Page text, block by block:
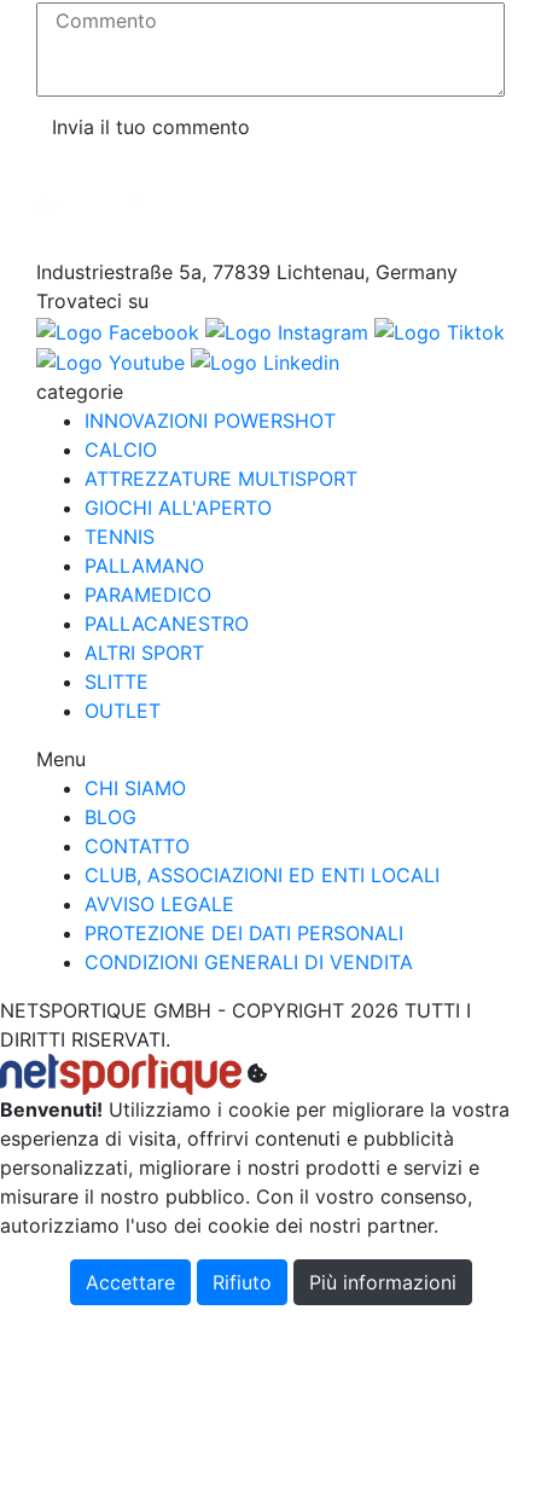
Commento
Invia il tuo commento
Industriestraße 5a, 77839 Lichtenau, Germany
Trovateci su
categorie
INNOVAZIONI POWERSHOT
CALCIO
ATTREZZATURE MULTISPORT
GIOCHI ALL'APERTO
TENNIS
PALLAMANO
PARAMEDICO
PALLACANESTRO
ALTRI SPORT
SLITTE
OUTLET
Menu
CHI SIAMO
BLOG
CONTATTO
CLUB, ASSOCIAZIONI ED ENTI LOCALI
AVVISO LEGALE
PROTEZIONE DEI DATI PERSONALI
CONDIZIONI GENERALI DI VENDITA
NETSPORTIQUE GMBH - COPYRIGHT 2026 TUTTI I
DIRITTI RISERVATI.
Benvenuti! Utilizziamo i cookie per migliorare la vostra
esperienza di visita, offrirvi contenuti e pubblicità
personalizzati, migliorare i nostri prodotti e servizi e
misurare il nostro pubblico. Con il vostro consenso,
autorizziamo l'uso dei cookie dei nostri partner.
Accettare Rifiuto Più informazioni